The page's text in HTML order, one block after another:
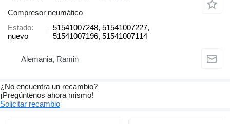
Compresor neumático
Estado
nuevo
51541007248, 51541007227,
51541007196, 51541007114
Alemania, Ramin
¿No encuentra un recambio?
¡Pregúntenos ahora mismo!
Solicitar recambio